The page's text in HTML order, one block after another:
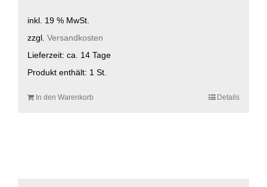
inkl. 19 % MwSt.
zzgl. Versandkosten
Lieferzeit: ca. 14 Tage
Produkt enthält: 1 St.
In den Warenkorb Details